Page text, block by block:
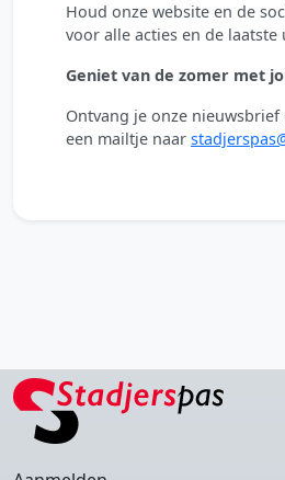
Houd onze website en de
voor alle acties en de laatste
Geniet van de zomer met
Ontvang je onze
een mailtje naar